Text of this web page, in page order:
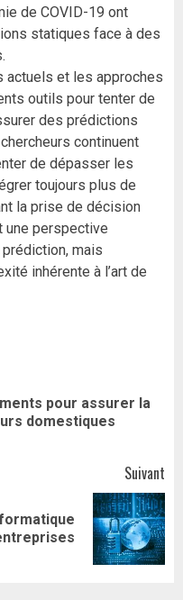
de COVID-19 ont
statiques face à des
actuels et les approches
outils pour tenter de
des prédictions
continuent
de dépasser les
toujours plus de
la prise de décision
une perspective
mais
inhérente à l’art de
pour assurer la
domestiques
Suivant